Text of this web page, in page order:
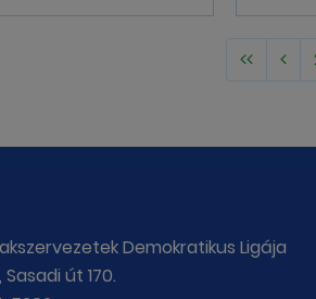
Demokratikus Ligája
Sasadi út 170.